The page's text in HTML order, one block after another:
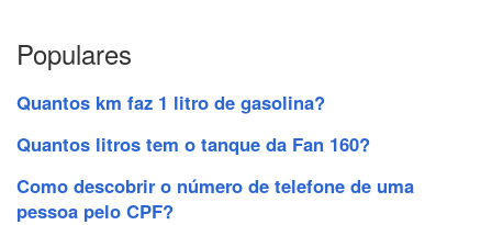
Populares
Quantos km faz 1 litro de gasolina?
Quantos litros tem o tanque da Fan 160?
Como descobrir o número de telefone de uma
pessoa pelo CPF?